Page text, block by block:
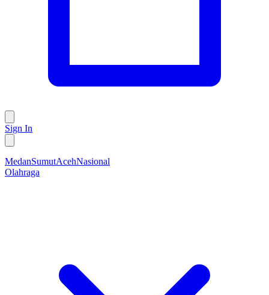
Sign In
MedanSumutAcehNasional
Olahraga